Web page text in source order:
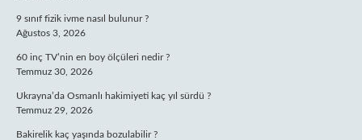
9 sınıf fizik ivme nasıl bulunur ?
Ağustos 3, 2026
60 inç TV’nin en boy ölçüleri nedir ?
Temmuz 30, 2026
Ukrayna’da Osmanlı hakimiyeti kaç yıl sürdü ?
Temmuz 29, 2026
Bakirelik kaç yaşında bozulabilir ?